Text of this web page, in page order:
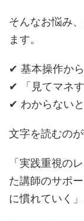
そんなお悩み
ます。
✔ 基本操作か
✔ 「見てマネ
✔ わからない
文字を読むの
「実践重視の
た講師のサポ
に慣れていく